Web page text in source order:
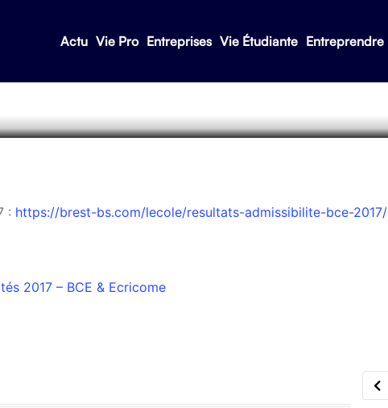
Actu Vie Pro Entreprises Vie Étudiante Entreprendre
: les résultats
: https://brest-bs.com/lecole/resultats-admissibilite-bce-2017/
2017 – BCE & Ecricome